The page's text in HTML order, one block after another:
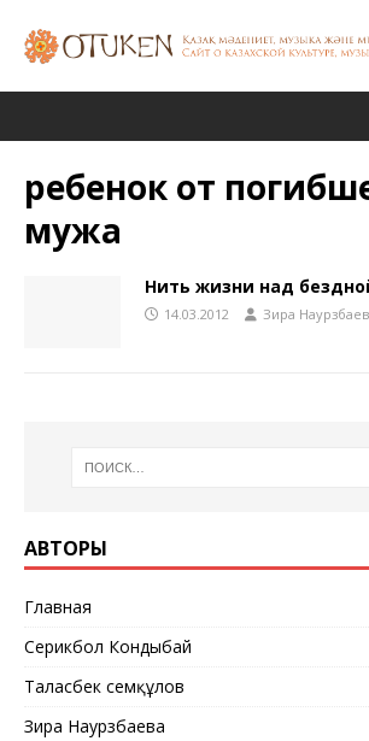
ребенок от
мужа
Нить жизни над
14.03.2012 Зира
АВТОРЫ
Главная
Серикбол Кондыбай
Таласбек Әсемқұлов
Зира Наурзбаева